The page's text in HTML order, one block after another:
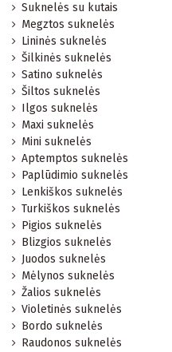
Suknelės su kutais
Megztos suknelės
Lininės suknelės
Šilkinės suknelės
Satino suknelės
Šiltos suknelės
Ilgos suknelės
Maxi suknelės
Mini suknelės
Aptemptos suknelės
Paplūdimio suknelės
Lenkiškos suknelės
Turkiškos suknelės
Pigios suknelės
Blizgios suknelės
Juodos suknelės
Mėlynos suknelės
Žalios suknelės
Violetinės suknelės
Bordo suknelės
Raudonos suknelės